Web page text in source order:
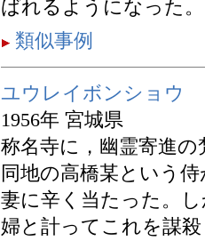
ばれるようになった。
類似事例
ユウレイボンショウ
1956年 宮城県
称名寺に，幽霊寄進
同地の高橋某という
妻に辛く当たった。
婦と計ってこれを謀